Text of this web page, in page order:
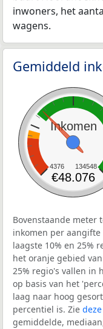
inwoners, het
wagens.
Gemiddeld
Inkomen
4376 134548
€48.076
Bovenstaande meter
inkomen per
laagste 10% en 25%
het oranje gebied
25% regio's vallen in
op basis van het
laag naar hoog
percentiel is. Zie
gemiddelde,